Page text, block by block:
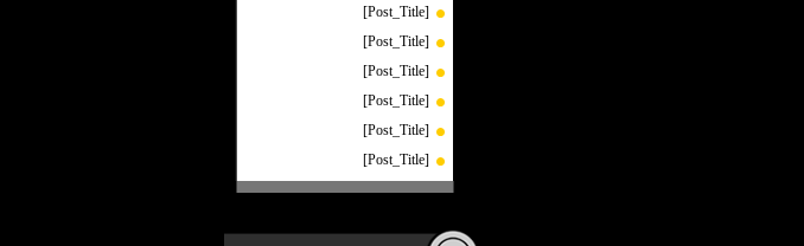
[Post_Title]
[Post_Title]
[Post_Title]
[Post_Title]
[Post_Title]
[Post_Title]